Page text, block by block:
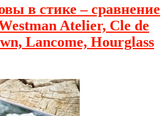
в стике – сравнение
Atelier, Cle de
Lancome, Hourglass